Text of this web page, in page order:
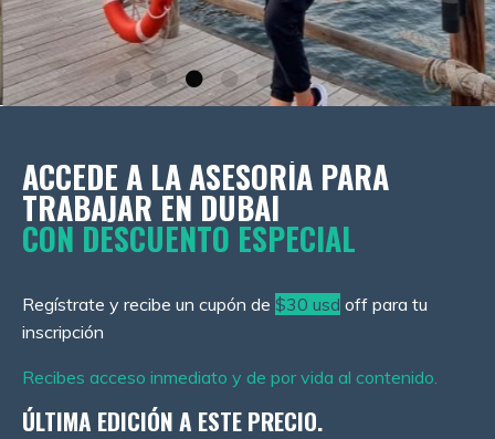
ACCEDE A LA ASESORÍA PARA
TRABAJAR EN DUBAI
CON DESCUENTO ESPECIAL
Regístrate y recibe un cupón de $30 usd off para tu
inscripción
Recibes acceso inmediato y de por vida al contenido.
ÚLTIMA EDICIÓN A ESTE PRECIO.